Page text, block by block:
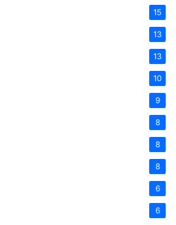
15
13
13
10
9
8
8
8
6
6